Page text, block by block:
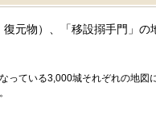
元物）、「移設搦手門」の
っている3,000城それぞれの地図に